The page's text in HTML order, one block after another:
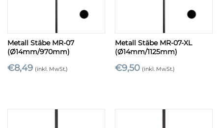
Metall Stäbe MR-07
(Ø14mm/970mm)
€8,49 (inkl. MwSt.)
Metall Stäbe MR-07-XL
(Ø14mm/1125mm)
€9,50 (inkl. MwSt.)